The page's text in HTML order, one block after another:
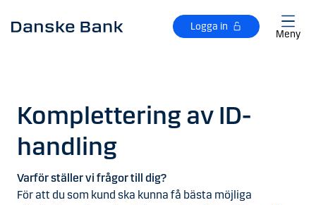
Logga in
Meny
Komplettering av ID-
handling
Varför ställer vi frågor till dig?
För att du som kund ska kunna få bästa möjliga